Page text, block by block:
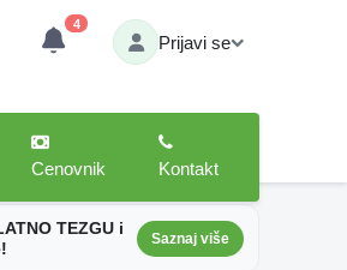
4
Prijavi se
Cenovnik Kontakt
TEZGU i
Saznaj više